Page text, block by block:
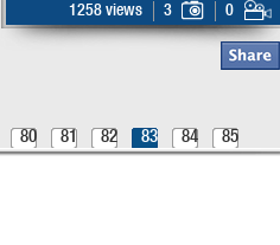
1258 views
3 0
80 81 82 83 84 85